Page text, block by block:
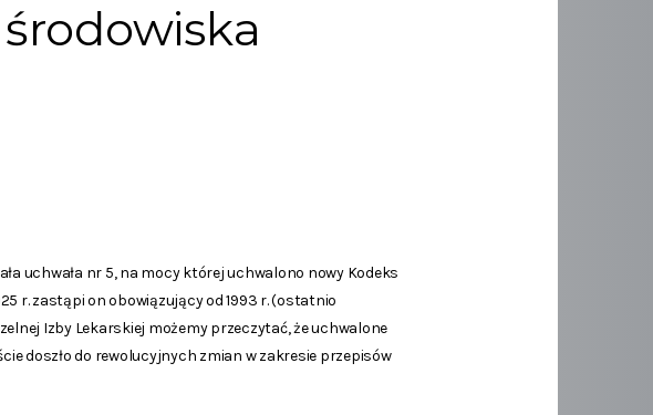
uchwała nr 5, na mocy której uchwalono nowy Kodeks
r. zastąpi on obowiązujący od 1993 r. (ostatnio
Izby Lekarskiej możemy przeczytać, że uchwalone
doszło do rewolucyjnych zmian w zakresie przepisów